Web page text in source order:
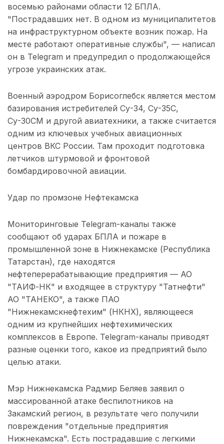
восемью районами области 12 БПЛА.
"Пострадавших нет. В одном из муниципалитетов
на инфраструктурном объекте возник пожар. На
месте работают оперативные службы", — написал
он в Telegram и предупредил о продолжающейся
угрозе украинских атак.
Военный аэродром Борисоглебск является местом
базирования истребителей Су-34, Су-35С,
Су-30СМ и другой авиатехники, а также считается
одним из ключевых учебных авиационных
центров ВКС России. Там проходит подготовка
летчиков штурмовой и фронтовой
бомбардировочной авиации.
Удар по промзоне Нефтекамска
Мониторинговые Telegram-каналы также
сообщают об ударах БПЛА и пожаре в
промышленной зоне в Нижнекамске (Республика
Татарстан), где находятся
нефтеперерабатывающие предприятия — АО
"ТАИФ-НК" и входящее в структуру "Татнефти"
АО "ТАНЕКО", а также ПАО
"Нижнекамскнефтехим" (НКНХ), являющееся
одним из крупнейших нефтехимических
комплексов в Европе. Telegram-каналы приводят
разные оценки того, какое из предприятий было
целью атаки.
Мэр Нижнекамска Радмир Беляев заявил о
массированной атаке беспилотников на
Закамский регион, в результате чего получили
повреждения "отдельные предприятия
Нижнекамска". Есть пострадавшие с легкими